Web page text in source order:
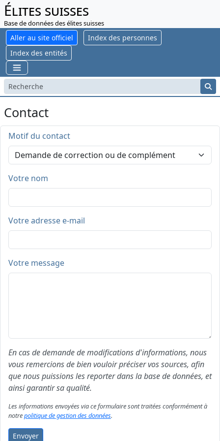
Élites suisses
Base de données des élites suisses
Aller au site officiel
Index des personnes
Index des entités
Contact
Motif du contact
Votre nom
Votre adresse e-mail
Votre message
En cas de demande de modifications d'informations, nous
vous remercions de bien vouloir préciser vos sources, afin
que nous puissions les reporter dans la base de données, et
ainsi garantir sa qualité.
Les informations envoyées via ce formulaire sont traitées conformément à
notrepolitique de gestion des données.
Envoyer